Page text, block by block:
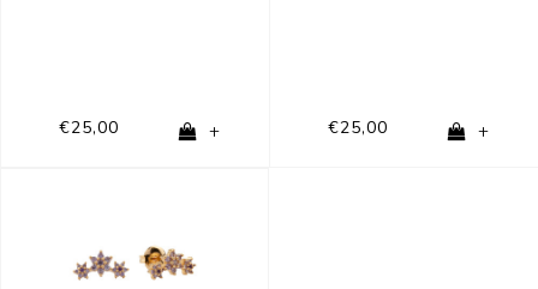
€25,00 + €25,00 +